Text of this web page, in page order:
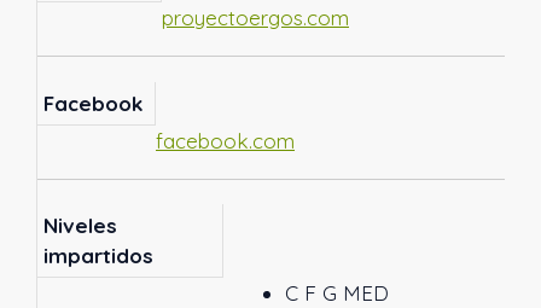
proyectoergos.com
Facebook
facebook.com
Niveles
impartidos
C F G MED